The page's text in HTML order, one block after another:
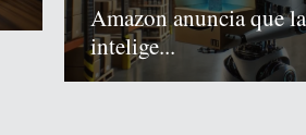
Amazon anuncia que la
intelige...